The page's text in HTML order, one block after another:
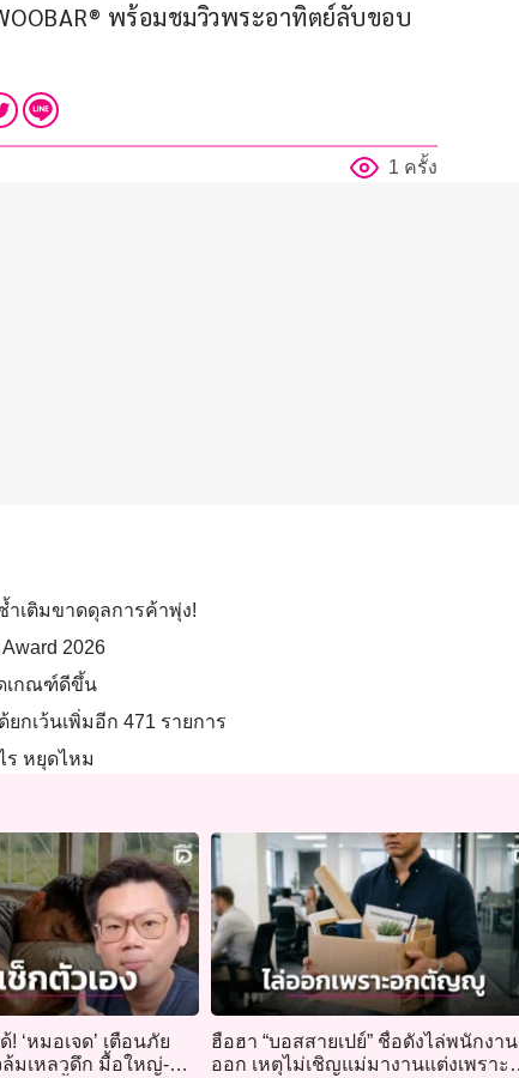
พร้อมชมวิวพระอาทิตย์ลับขอบ
1 ครั้ง
ำเติมขาดดุลการค้าพุ่ง!
2026
เกณฑ์ดีขึ้น
กเว้นเพิ่มอีก 471 รายการ
ร หยุดไหม
! ‘หมอเจด’ เตือนภัย
ล้มเหลวดึก มื้อใหญ่-
ฮือฮา “บอสสายเปย์” ชื่อดังไล่พนักงาน
ออก เหตุไม่เชิญแม่มางานแต่งเพราะ